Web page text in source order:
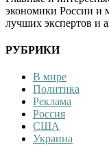
экономики России и
лучших экспертов и
РУБРИКИ
В мире
Политика
Реклама
Россия
США
Украина